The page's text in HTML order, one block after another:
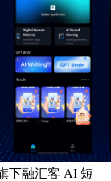
下融汇客 AI 短